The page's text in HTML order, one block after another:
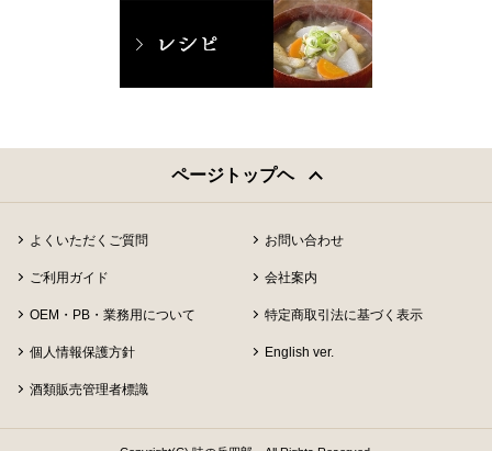
ページトップヘ
よくいただくご質問 お問い合わせ
ご利用ガイド 会社案内
OEM・PB・業務用について 特定商取引法に基づく表示
個人情報保護方針 English ver.
酒類販売管理者標識